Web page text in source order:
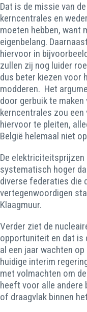
Dat is de missie van
kerncentrales en
moeten hebben, want
eigenbelang.
hiervoor in
zullen zij nog luider
dus beter kiezen voor
modderen. Het
door gerbuik te
kerncentrales zou een
hiervoor te pleiten,
België helemaal niet
De
systematisch hoger
diverse federaties die
vertegenwoordigen
Klaagmuur.
Verder ziet de
opportuniteit en dat is
al een jaar wachten
huidige interim
met volmachten om
heeft voor alle andere
of draagvlak binnen